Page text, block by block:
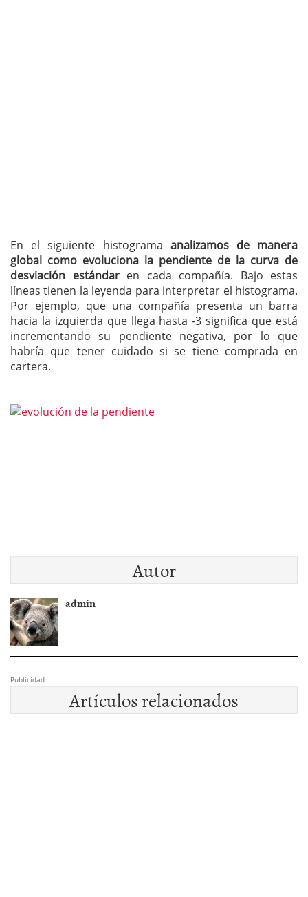
En el siguiente histograma analizamos de manera
global como evoluciona la pendiente de la curva de
desviación estándaren cada compañía. Bajo estas
líneas tienen la leyenda para interpretar el histograma.
Por ejemplo, que una compañía presenta un barra
hacia la izquierda que llega hasta -3 significa que está
incrementando su pendiente negativa, por lo que
habría que tener cuidado si se tiene comprada en
cartera.
Autor
admin
Publicidad
Artículos relacionados